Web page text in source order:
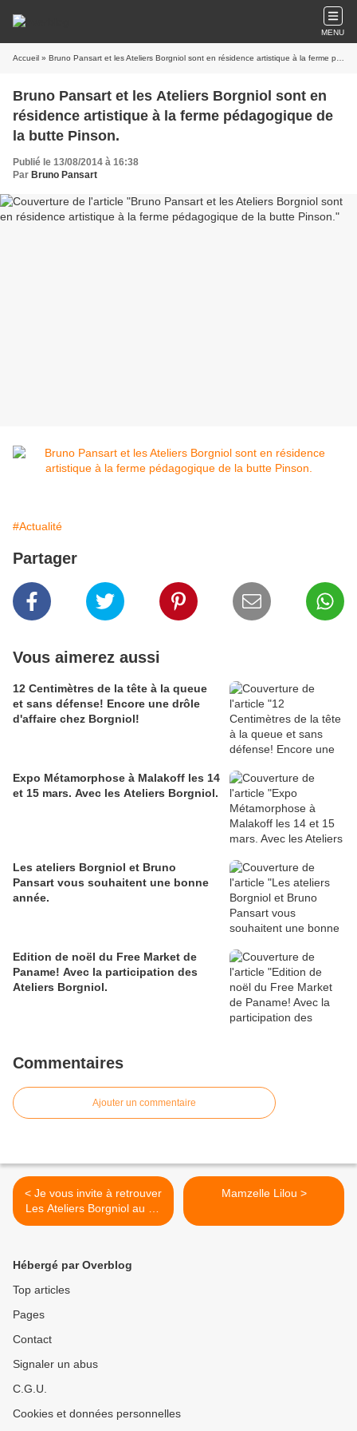
MENU
Accueil » Bruno Pansart et les Ateliers Borgniol sont en résidence artistique à la ferme pédagogique de la butte Pinson.
Bruno Pansart et les Ateliers Borgniol sont en
résidence artistique à la ferme pédagogique de
la butte Pinson.
Publié le 13/08/2014 à 16:38
Par Bruno Pansart
#Actualité
Partager
Vous aimerez aussi
12 Centimètres de la tête à la queue
et sans défense! Encore une drôle
d'affaire chez Borgniol!
Expo Métamorphose à Malakoff les 14
et 15 mars. Avec les Ateliers Borgniol.
Les ateliers Borgniol et Bruno
Pansart vous souhaitent une bonne
année.
Edition de noël du Free Market de
Paname! Avec la participation des
Ateliers Borgniol.
Commentaires
Ajouter un commentaire
< Je vous invite à retrouver
Les Ateliers Borgniol au 6B
à Saint Denis (93) Le
Mamzelle Lilou >
Hébergé par Overblog
Top articles
Pages
Contact
Signaler un abus
C.G.U.
Cookies et données personnelles